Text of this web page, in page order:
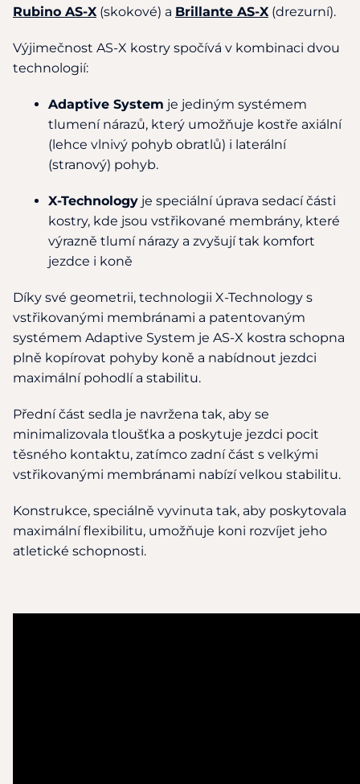
Rubino AS-X (skokové) a Brillante AS-X (drezurní).
Výjimečnost AS-X kostry spočívá v kombinaci dvou
technologií:
Adaptive System je jediným systémem
tlumení nárazů, který umožňuje kostře axiální
(lehce vlnivý pohyb obratlů) i laterální
(stranový) pohyb.
X-Technology je speciální úprava sedací části
kostry, kde jsou vstřikované membrány, které
výrazně tlumí nárazy a zvyšují tak komfort
jezdce i koně
Díky své geometrii, technologii X-Technology s
vstřikovanými membránami a patentovaným
systémem Adaptive System je AS-X kostra schopna
plně kopírovat pohyby koně a nabídnout jezdci
maximální pohodlí a stabilitu.
Přední část sedla je navržena tak, aby se
minimalizovala tloušťka a poskytuje jezdci pocit
těsného kontaktu, zatímco zadní část s velkými
vstřikovanými membránami nabízí velkou stabilitu.
Konstrukce, speciálně vyvinuta tak, aby poskytovala
maximální flexibilitu, umožňuje koni rozvíjet jeho
atletické schopnosti.